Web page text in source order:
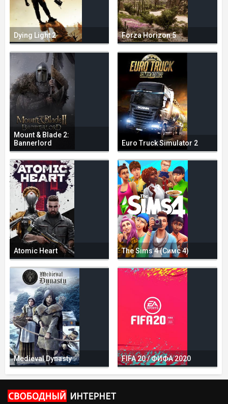
Dying Light 2 Forza Horizon 5
Mount & Blade 2:
Bannerlord
Euro Truck Simulator 2
Atomic Heart The Sims 4 (Симс 4)
Medieval Dynasty FIFA 20 / ФИФА 2020